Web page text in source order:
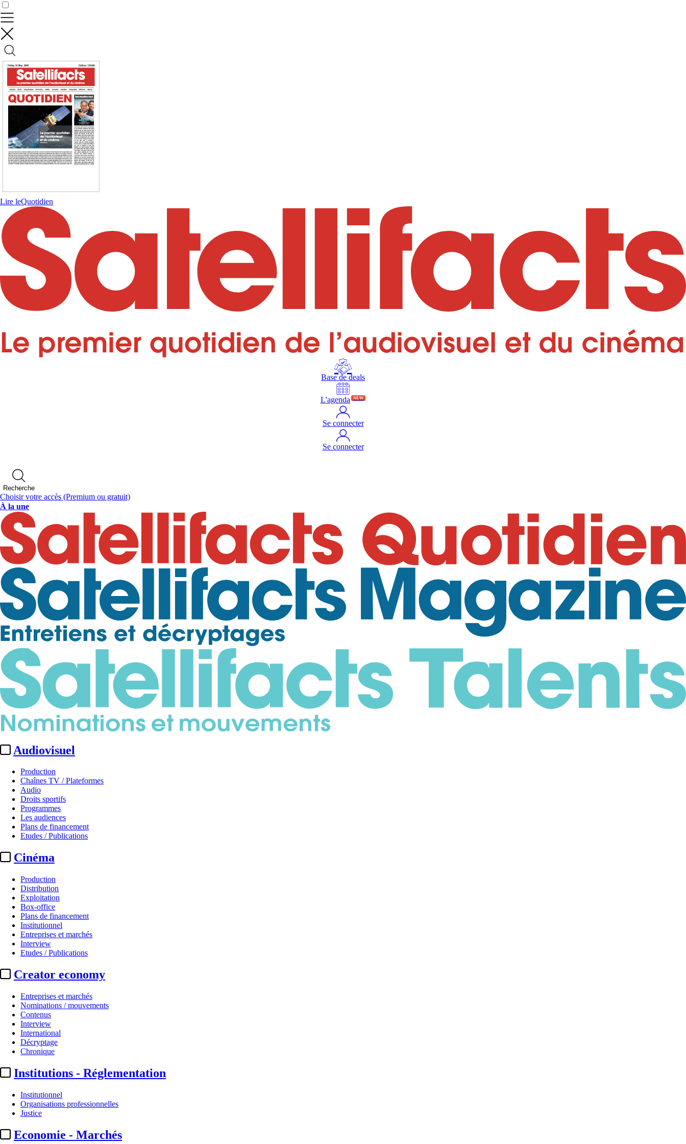
Lire leQuotidien
Base de deals
L'agenda NEW
Se connecter
Se connecter
Recherche
Choisir votre accès (Premium ou gratuit)
À la une
Audiovisuel
Production
Chaînes TV / Plateformes
Audio
Droits sportifs
Programmes
Les audiences
Plans de financement
Etudes / Publications
Cinéma
Production
Distribution
Exploitation
Box-office
Plans de financement
Institutionnel
Entreprises et marchés
Interview
Etudes / Publications
Creator economy
Entreprises et marchés
Nominations / mouvements
Contenus
Interview
International
Décryptage
Chronique
Institutions - Réglementation
Institutionnel
Organisations professionnelles
Justice
Economie - Marchés
Programmes
Cannes 2026 / France Télévisions :
Par
AS
Contrôler vos données